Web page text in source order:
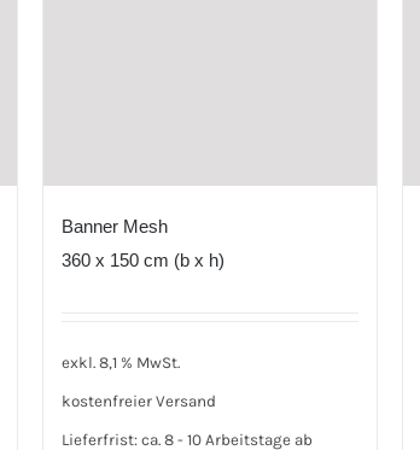
Banner Mesh
360 x 150 cm (b x h)
exkl. 8,1 % MwSt.
kostenfreier Versand
Lieferfrist: ca. 8 - 10 Arbeitstage ab